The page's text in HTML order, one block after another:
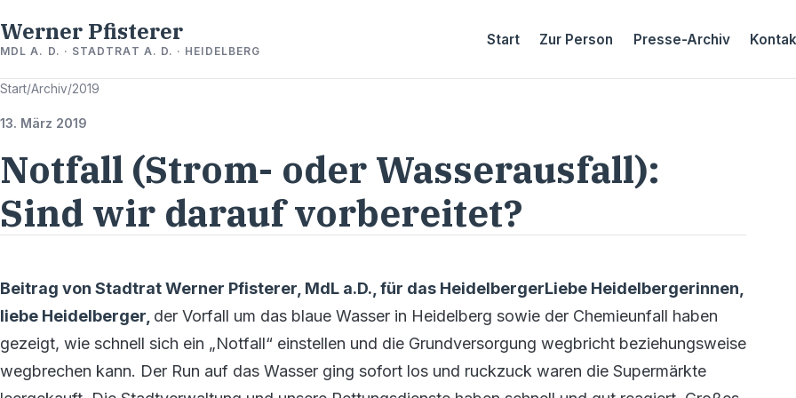
Werner Pfisterer
MDL A. D. · STADTRAT A. D. · HEIDELBERG
Start Zur Person Presse-Archiv
Start/Archiv/2019
13. März 2019
Notfall (Strom- oder Wasserausfall):
Sind wir darauf vorbereitet?
Beitrag von Stadtrat Werner Pfisterer, MdL a.D., für das HeidelbergerLiebe Heidelbergerinnen,
liebe Heidelberger, der Vorfall um das blaue Wasser in Heidelberg sowie der Chemieunfall haben
gezeigt, wie schnell sich ein „Notfall“ einstellen und die Grundversorgung wegbricht beziehungsweise
wegbrechen kann. Der Run auf das Wasser ging sofort los und ruckzuck waren die Supermärkte